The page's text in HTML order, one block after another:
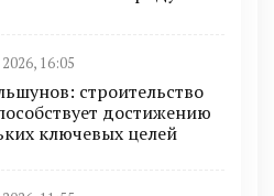
16:05
строительство
достижению
ключевых целей